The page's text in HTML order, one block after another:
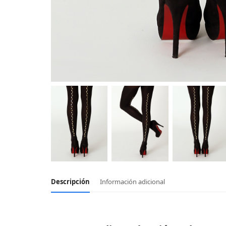
Descripción Información adicional